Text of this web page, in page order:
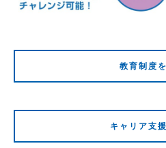
教育制度
キャリア支